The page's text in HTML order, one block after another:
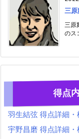
三原
三原
のス
得点
羽生結弦 得点詳細・
宇野昌磨 得点詳細・